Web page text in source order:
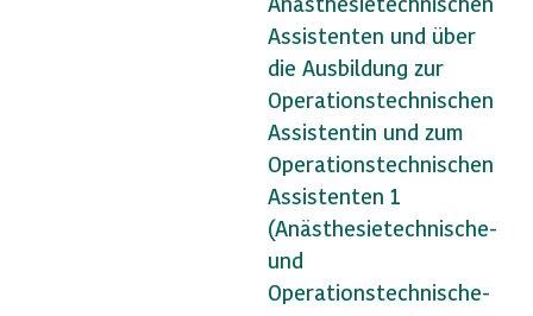
Assistenten und über
die Ausbildung zur
Operationstechnischen
Assistentin und zum
Operationstechnischen
Assistenten 1
(Anästhesietechnische-
und
Operationstechnische-